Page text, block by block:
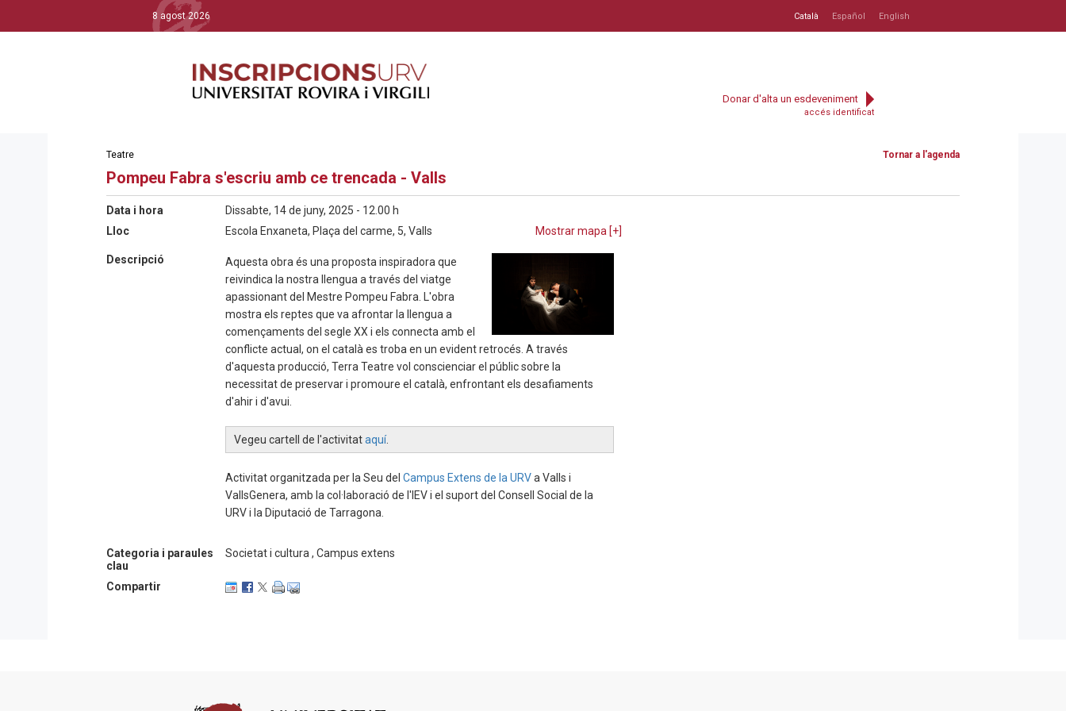
8 agost 2026 Català Español English
Donar d'alta un esdeveniment
accés identificat
Teatre Tornar a l'agenda
Pompeu Fabra s'escriu amb ce trencada - Valls
Data i hora
Dissabte, 14 de juny, 2025 - 12.00 h
Lloc
Escola Enxaneta, Plaça del carme, 5, Valls Mostrar mapa [+]
Descripció
Aquesta obra és una proposta inspiradora que
reivindica la nostra llengua a través del viatge
apassionant del Mestre Pompeu Fabra. L'obra
mostra els reptes que va afrontar la llengua a
començaments del segle XX i els connecta amb el
conflicte actual, on el català es troba en un evident retrocés. A través
d'aquesta producció, Terra Teatre vol conscienciar el públic sobre la
necessitat de preservar i promoure el català, enfrontant els desafiaments
d'ahir i d'avui.
Vegeu cartell de l'activitataquí.
Activitat organitzada per la Seu del Campus Extens de la URVa Valls i
VallsGenera, amb la col·laboració de l'IEV i el suport del Consell Social de la
URV i la Diputació de Tarragona.
Categoria i paraules
clau
Societat i cultura , Campus extens
Compartir